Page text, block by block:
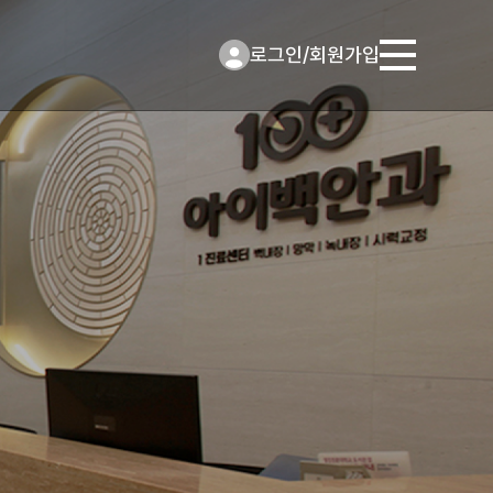
로그인/회원가입